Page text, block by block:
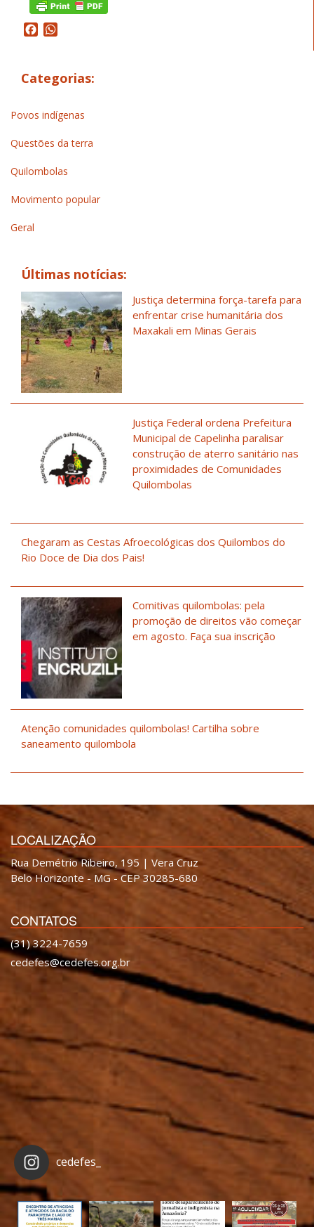
Facebook
Categorias:
Povos indígenas
Questões da terra
Quilombolas
Movimento popular
Geral
Últimas notícias:
Justiça determina força-tarefa para
enfrentar crise humanitária dos
Maxakali em Minas Gerais
Justiça Federal ordena Prefeitura
Municipal de Capelinha paralisar
construção de aterro sanitário nas
proximidades de Comunidades
Quilombolas
Chegaram as Cestas Afroecológicas dos Quilombos do
Rio Doce de Dia dos Pais!
Comitivas quilombolas: pela
promoção de direitos vão começar
em agosto. Faça sua inscrição
Atenção comunidades quilombolas! Cartilha sobre
saneamento quilombola
LOCALIZAÇÃO
Rua Demétrio Ribeiro, 195 | Vera Cruz
Belo Horizonte - MG - CEP 30285-680
CONTATOS
(31) 3224-7659
cedefes@cedefes.org.br
cedefes_